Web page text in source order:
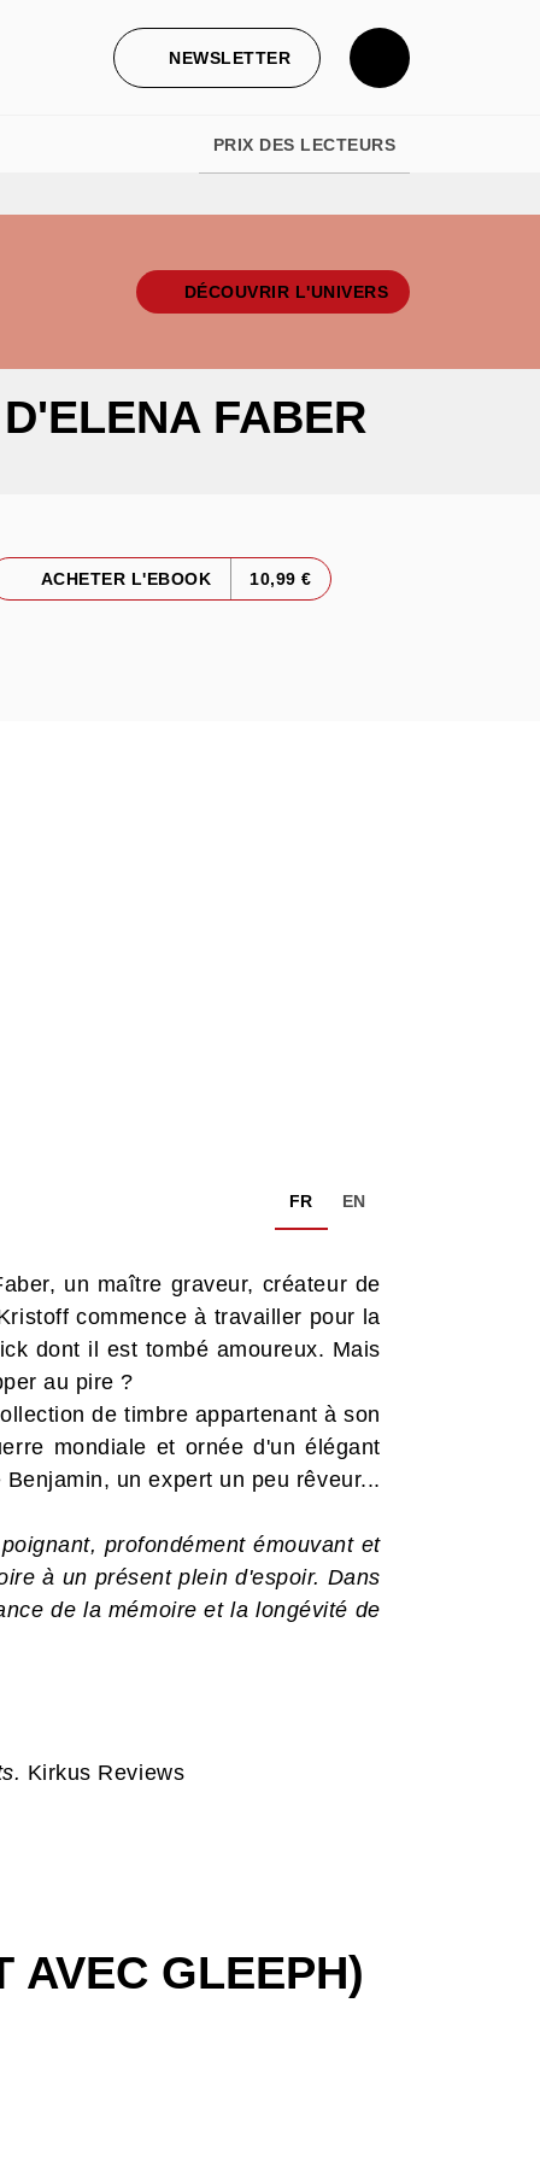
NEWSLETTER
PRIX DES LECTEURS
DÉCOUVRIR L'UNIVERS
FABER
ACHETER L'EBOOK 10,99 €
FR EN
un maître graveur, créateur de
commence à travailler pour la
dont il est tombé amoureux. Mais
au pire ?
de timbre appartenant à son
mondiale et ornée d'un élégant
un expert un peu rêveur...
profondément émouvant et
à un présent plein d'espoir. Dans
de la mémoire et la longévité de
Kirkus Reviews
AVEC GLEEPH)